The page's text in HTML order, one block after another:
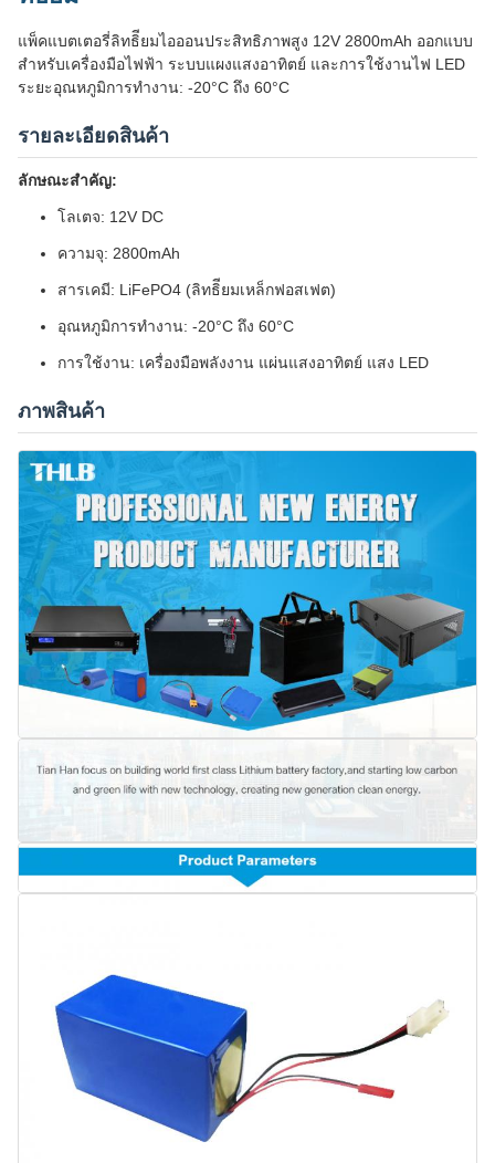
แพ็คแบตเตอรี่ลิทธิียมไอออนประสิทธิภาพสูง 12V 2800mAh ออกแบบ
สําหรับเครื่องมือไฟฟ้า ระบบแผงแสงอาทิตย์ และการใช้งานไฟ LED
ระยะอุณหภูมิการทํางาน: -20°C ถึง 60°C
รายละเอียดสินค้า
ลักษณะสําคัญ:
โลเตจ: 12V DC
ความจุ: 2800mAh
สารเคมี: LiFePO4 (ลิทธิียมเหล็กฟอสเฟต)
อุณหภูมิการทํางาน: -20°C ถึง 60°C
การใช้งาน: เครื่องมือพลังงาน แผ่นแสงอาทิตย์ แสง LED
ภาพสินค้า